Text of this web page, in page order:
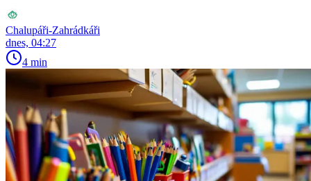
Chalupáři-Zahrádkáři
dnes, 04:27
4 min